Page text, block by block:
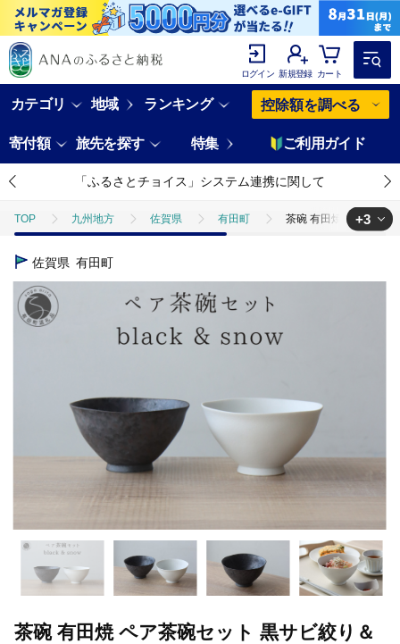
ログイン 新規登録 カート
カテゴリ 地域 ランキング 控除額を調べる
寄付額 旅先を探す 特集 ご利用ガイド
「ふるさとチョイス」システム連携に関して
TOP 九州地方 佐賀県 有田町 茶碗 有田焼 ペア茶碗
TOP
TOP
TOP
+3
佐賀県 有田町
茶碗 有田焼 ペア茶碗セット 黒サビ絞り＆